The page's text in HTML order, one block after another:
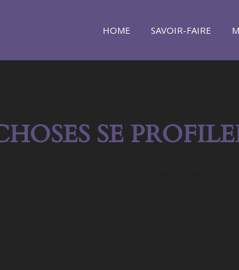
HOME SAVOIR-FAIRE
SE